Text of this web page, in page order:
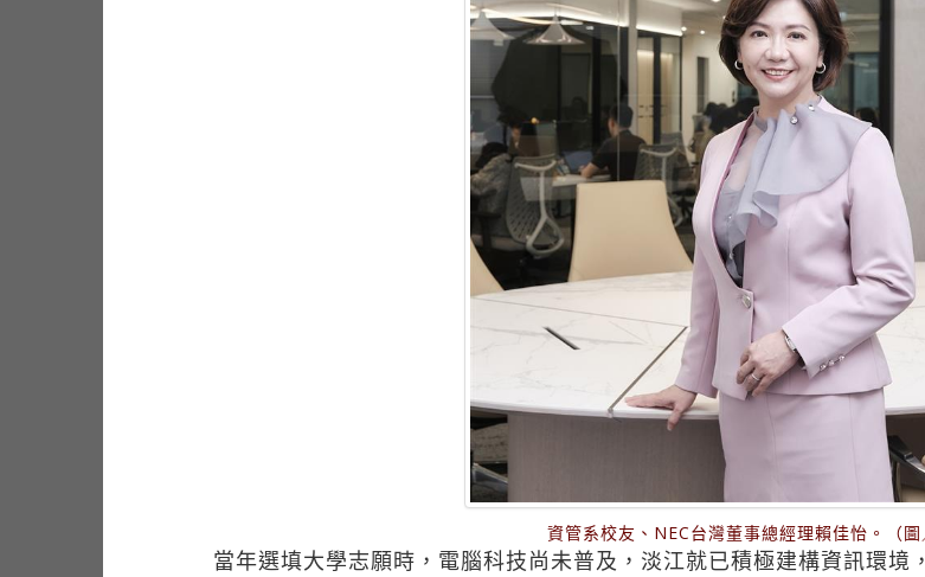
資管系校友、NEC台灣董事總經理賴佳怡。（圖
當年選填大學志願時，電腦科技尚未普及，淡江就已積極建構資訊環